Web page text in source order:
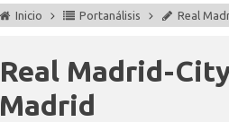
Inicio Portanálisis Real
Real Madrid-
Madrid